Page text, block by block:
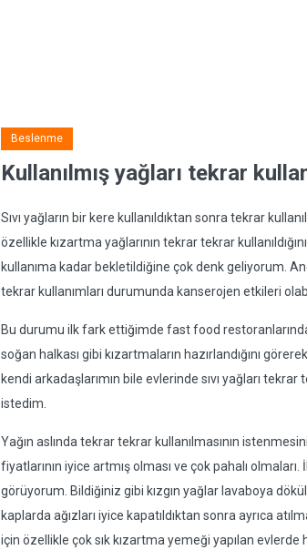
Beslenme
Kullanılmış yağları tekrar
Sıvı yağların bir kere kullanıldıktan sonra tekrar
özellikle kızartma yağlarının tekrar tekrar
kullanıma kadar bekletildiğine çok denk geliyorum.
tekrar kullanımları durumunda kanserojen etkileri
Bu durumu ilk fark ettiğimde fast food
soğan halkası gibi kızartmaların hazırlandığını
kendi arkadaşlarımın bile evlerinde sıvı yağları
istedim.
Yağın aslında tekrar tekrar kullanılmasının
fiyatlarının iyice artmış olması ve çok pahalı
görüyorum. Bildiğiniz gibi kızgın yağlar lavaboya
kaplarda ağızları iyice kapatıldıktan sonra ayrıca
için özellikle çok sık kızartma yemeği yapılan